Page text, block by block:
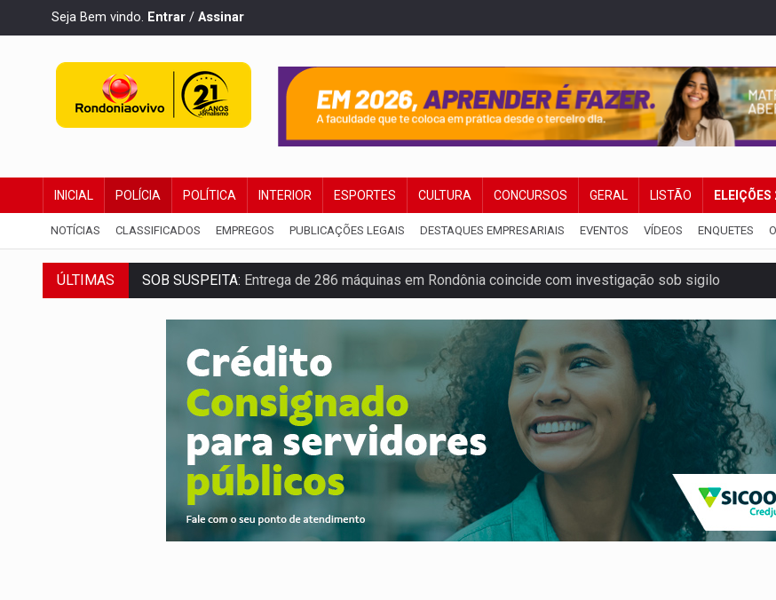
Seja Bem vindo. Entrar / Assinar
INICIAL POLÍCIA POLÍTICA INTERIOR ESPORTES CULTURA CONCURSOS GERAL LISTÃO
NOTÍCIAS CLASSIFICADOS EMPREGOS PUBLICAÇÕES LEGAIS DESTAQUES EMPRESARIAIS EVENTOS VÍDEOS ENQUETES
ÚLTIMAS SOB SUSPEITA: Entrega de 286 máquinas em Rondônia coincide com investigação sob sigilo
ARTIGO:Reter até 50% no distrato imobiliário é legal, mas não pode ser automático
DO HOSPITAL AO CAMPO: Veja as mais de 200 ações de Marcos Rogério para Rondônia
EXPANSÃO: Grupo Nova Era amplia presença em PVH e transforma Aramix em Super Nova Era
ROTA GLOBAL: PCC amplia presença internacional e transforma Brasil em corredor da cocaína
CONEXÃO RONDONIAOVIVO: Museólogo Antônio Ocampo conduz a história de uma ferrovia
EXTENSÃO DE DANOS:Ferroviários pedem ao Iphan recuperação de área atingida por erosão na
VARIANDO O CARDÁPIO:Veja essa receita de carne assada para o almoço e o jantar